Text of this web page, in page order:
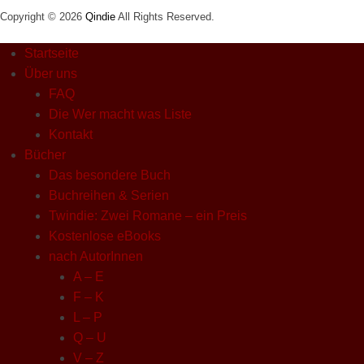
Copyright © 2026 Qindie All Rights Reserved.
Startseite
Über uns
FAQ
Die Wer macht was Liste
Kontakt
Bücher
Das besondere Buch
Buchreihen & Serien
Twindie: Zwei Romane – ein Preis
Kostenlose eBooks
nach AutorInnen
A – E
F – K
L – P
Q – U
V – Z